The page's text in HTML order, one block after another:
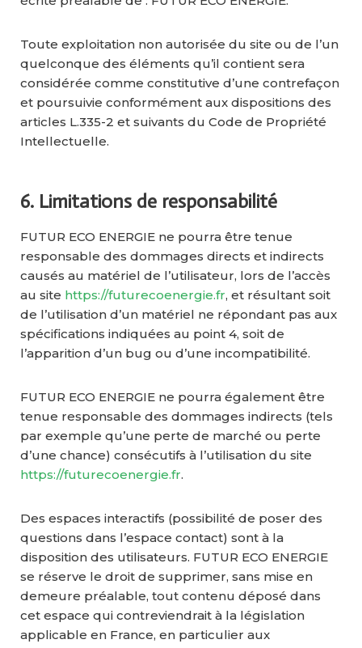
Toute exploitation non autorisée du site ou de l’un
quelconque des éléments qu’il contient sera
considérée comme constitutive d’une contrefaçon
et poursuivie conformément aux dispositions des
articles L.335-2 et suivants du Code de Propriété
Intellectuelle.
6. Limitations de responsabilité
FUTUR ECO ENERGIE ne pourra être tenue
responsable des dommages directs et indirects
causés au matériel de l’utilisateur, lors de l’accès
au site https://futurecoenergie.fr, et résultant soit
de l’utilisation d’un matériel ne répondant pas aux
spécifications indiquées au point 4, soit de
l’apparition d’un bug ou d’une incompatibilité.
FUTUR ECO ENERGIE ne pourra également être
tenue responsable des dommages indirects (tels
par exemple qu’une perte de marché ou perte
d’une chance) consécutifs à l’utilisation du site
https://futurecoenergie.fr.
Des espaces interactifs (possibilité de poser des
questions dans l’espace contact) sont à la
disposition des utilisateurs. FUTUR ECO ENERGIE
se réserve le droit de supprimer, sans mise en
demeure préalable, tout contenu déposé dans
cet espace qui contreviendrait à la législation
applicable en France, en particulier aux